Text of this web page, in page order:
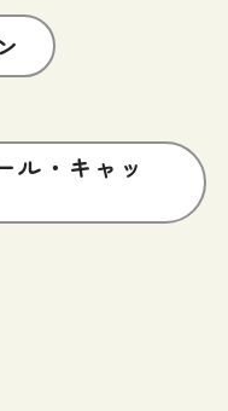
ル・キャッ